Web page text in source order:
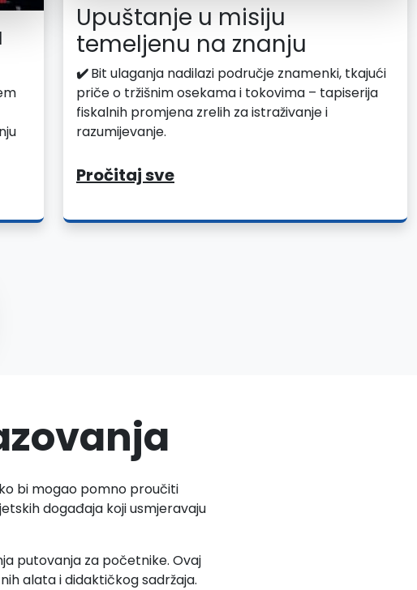
Upuštanje u misiju
temeljenu na znanju
✔️Bit ulaganja nadilazi područje znamenki, tkajući
priče o tržišnim osekama i tokovima – tapiserija
fiskalnih promjena zrelih za istraživanje i
razumijevanje.
Pročitaj sve
bi mogao pomno proučiti
događaja koji usmjeravaju
putovanja za početnike. Ovaj
alata i didaktičkog sadržaja.